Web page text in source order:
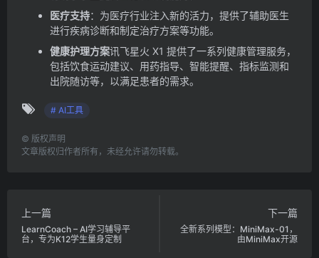
医疗支持：为医疗行业注入新的活力，提供了辅助医生
进行疾病诊断和制定治疗方案等功能。
健康护理方案讯飞星火 X1 提供了一系列健康管理服务，
包括饮食运动建议、用药指导、智能提醒、指标监测和
出院随访等，以满足患者的需求。
# AI工具
© 版权声明
文章版权归作者所有，未经允许请勿转载。
上一篇
LearnCoach – AI学习辅导平
台，专为K12学生量身定制
下一篇
全新系列模型：MiniMax-01，
由MiniMax开源